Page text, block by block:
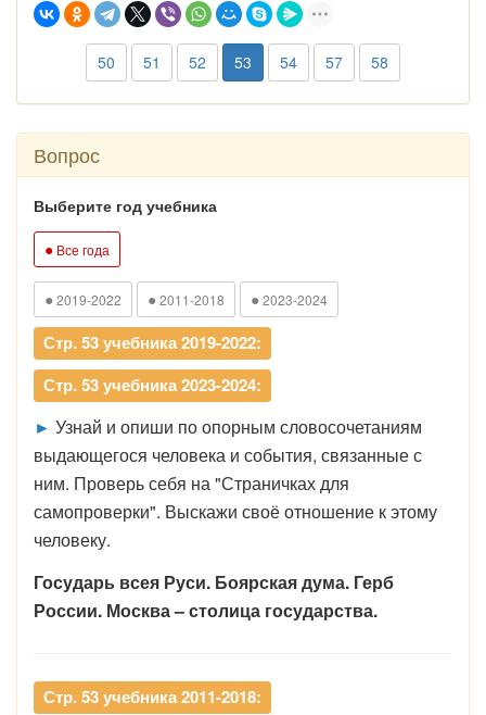
50 51 52 53 54 57 58
Вопрос
Выберите год учебника
● Все года
● 2019-2022 ● 2011-2018 ● 2023-2024
Стр. 53 учебника 2019-2022:
Стр. 53 учебника 2023-2024:
► Узнай и опиши по опорным словосочетаниям
выдающегося человека и события, связанные с
ним. Проверь себя на "Страничках для
самопроверки". Выскажи своё отношение к этому
человеку.
Государь всея Руси. Боярская дума. Герб
России. Москва – столица государства.
Стр. 53 учебника 2011-2018: